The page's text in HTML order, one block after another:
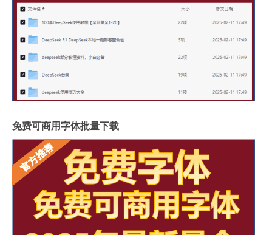
免费可商用字体批量下载